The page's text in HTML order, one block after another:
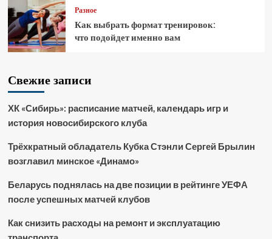
Разное
Как выбрать формат тренировок:
что подойдет именно вам
Свежие записи
ХК «Сибирь»: расписание матчей, календарь игр и
история новосибирского клуба
Трёхкратный обладатель Кубка Стэнли Сергей Брылин
возглавил минское «Динамо»
Беларусь поднялась на две позиции в рейтинге УЕФА
после успешных матчей клубов
Как снизить расходы на ремонт и эксплуатацию